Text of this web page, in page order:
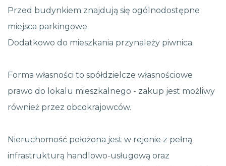
Przed budynkiem znajdują się ogólnodostępne
miejsca parkingowe.
Dodatkowo do mieszkania przynależy piwnica.
Forma własności to spółdzielcze własnościowe
prawo do lokalu mieszkalnego - zakup jest możliwy
również przez obcokrajowców.
Nieruchomość położona jest w rejonie z pełną
infrastrukturą handlowo-usługową oraz